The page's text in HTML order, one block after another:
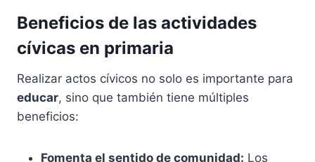
Beneficios de las actividades
cívicas en primaria
Realizar actos cívicos no solo es importante para
educar, sino que también tiene múltiples
beneficios:
Fomenta el sentido de comunidad: Los